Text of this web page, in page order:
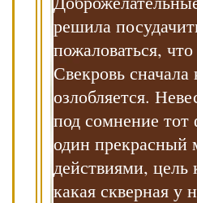
решила
пожаловаться,
Свекровь
озлобляется.
под сомнение тот
один прекрасный
действиями,
какая скверная у